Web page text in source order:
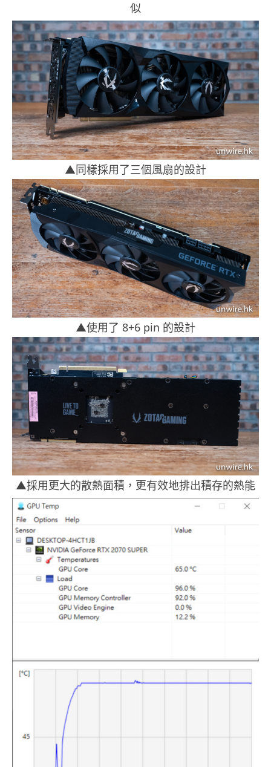
似
▲同樣採用了三個風扇的設計
▲使用了 8+6 pin 的設計
▲採用更大的散熱面積，更有效地排出積存的熱能